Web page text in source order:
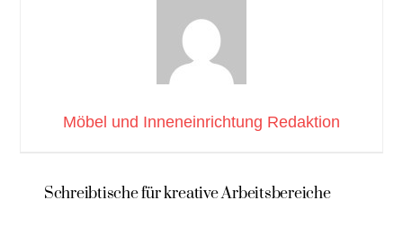
Möbel und Inneneinrichtung Redaktion
Schreibtische für kreative Arbeitsbereiche